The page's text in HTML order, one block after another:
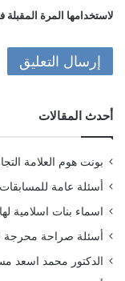
لاستخدامها المرة المقبلة
أحدث المقالات
بونت هوم العلامة
أسئلة عامة للمسابقات مع
اسماء بنات اسلامية
أسئلة صراحة محرجة
الدكتور محمد اسعد